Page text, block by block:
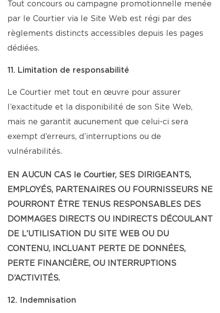
Tout concours ou campagne promotionnelle menée
par le Courtier via le Site Web est régi par des
règlements distincts accessibles depuis les pages
dédiées.
11. Limitation de responsabilité
Le Courtier met tout en œuvre pour assurer
l’exactitude et la disponibilité de son Site Web,
mais ne garantit aucunement que celui-ci sera
exempt d’erreurs, d’interruptions ou de
vulnérabilités.
EN AUCUN CAS le Courtier, SES DIRIGEANTS,
EMPLOYÉS, PARTENAIRES OU FOURNISSEURS NE
POURRONT ÊTRE TENUS RESPONSABLES DES
DOMMAGES DIRECTS OU INDIRECTS DÉCOULANT
DE L’UTILISATION DU SITE WEB OU DU
CONTENU, INCLUANT PERTE DE DONNÉES,
PERTE FINANCIÈRE, OU INTERRUPTIONS
D’ACTIVITÉS.
12. Indemnisation